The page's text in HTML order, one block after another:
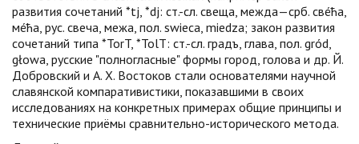
развития сочетаний *tj, *dj: ст.-сл. свеща, межда—срб. свéћа,
мéћа, рус. свеча, межа, пол. swieca, miedza; закон развития
сочетаний типа *TorT, *TolT: ст.-сл. градъ, глава, пол. gród,
głowa, русские "полногласные" формы город, голова и др. Й.
Добровский и А. Х. Востоков стали основателями научной
славянской компаративистики, показавшими в своих
исследованиях на конкретных примерах общие принципы и
технические приёмы сравнительно-исторического метода.